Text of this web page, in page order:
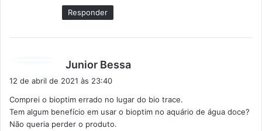
Responder
Junior Bessa
s
e
12 de abril de 2021 às 23:40
Comprei o bioptim errado no lugar do bio trace.
Tem algum benefício em usar o bioptim no aquário de água doce?
Não queria perder o produto.